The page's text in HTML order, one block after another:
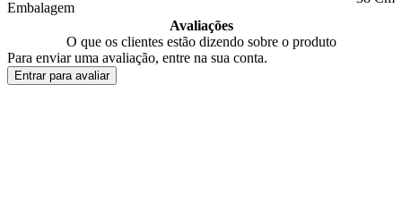
Embalagem
Avaliações
O que os clientes estão dizendo sobre o produto
Para enviar uma avaliação, entre na sua conta.
Entrar para avaliar